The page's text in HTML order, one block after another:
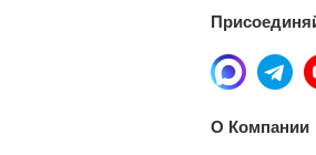
О Компании